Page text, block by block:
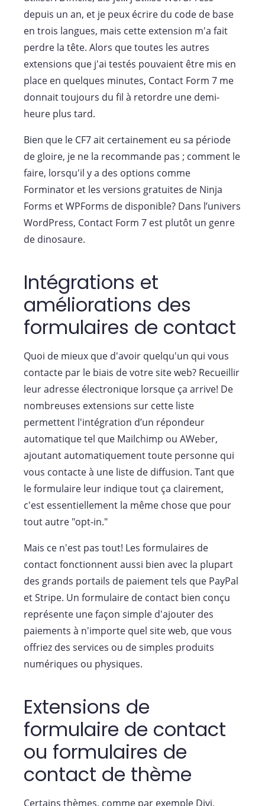
depuis un an, et je peux écrire du code de base
en trois langues, mais cette extension m'a fait
perdre la tête. Alors que toutes les autres
extensions que j'ai testés pouvaient être mis en
place en quelques minutes, Contact Form 7 me
donnait toujours du fil à retordre une demi-
heure plus tard.
Bien que le CF7 ait certainement eu sa période
de gloire, je ne la recommande pas ; comment le
faire, lorsqu'il y a des options comme
Forminator et les versions gratuites de Ninja
Forms et WPForms de disponible? Dans l’univers
WordPress, Contact Form 7 est plutôt un genre
de dinosaure.
Intégrations et
améliorations des
formulaires de contact
Quoi de mieux que d'avoir quelqu'un qui vous
contacte par le biais de votre site web? Recueillir
leur adresse électronique lorsque ça arrive! De
nombreuses extensions sur cette liste
permettent l'intégration d’un répondeur
automatique tel que Mailchimp ou AWeber,
ajoutant automatiquement toute personne qui
vous contacte à une liste de diffusion. Tant que
le formulaire leur indique tout ça clairement,
c'est essentiellement la même chose que pour
tout autre "opt-in."
Mais ce n'est pas tout! Les formulaires de
contact fonctionnent aussi bien avec la plupart
des grands portails de paiement tels que PayPal
et Stripe. Un formulaire de contact bien conçu
représente une façon simple d'ajouter des
paiements à n'importe quel site web, que vous
offriez des services ou de simples produits
numériques ou physiques.
Extensions de
formulaire de contact
ou formulaires de
contact de thème
Certains thèmes, comme par exemple Divi,